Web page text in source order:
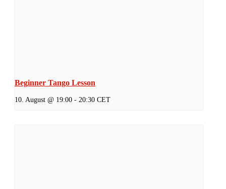
Beginner Tango Lesson
10. August @ 19:00 - 20:30 CET